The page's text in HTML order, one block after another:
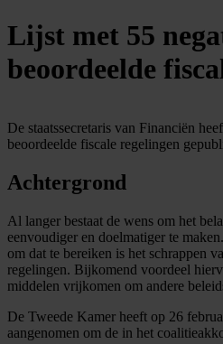
Lijst met 55
beoordeelde
De staatssecretaris van Financiën
beoordeelde fiscale regelingen
Achtergrond
Al langer bestaat de wens om het
eenvoudiger en doelmatiger te
om dat te bereiken is het schrappen
regelingen. Bijkomend voordeel
middelen vrijkomen om andere
De Tweede Kamer heeft op 26
aangenomen om de in het